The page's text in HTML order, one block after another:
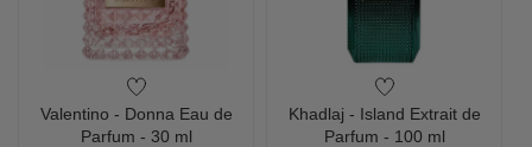
Valentino - Donna Eau de
Parfum - 30 ml
Khadlaj - Island Extrait de
Parfum - 100 ml